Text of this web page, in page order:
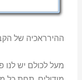
ההירראכיה של
מעל לכולם יש לנו